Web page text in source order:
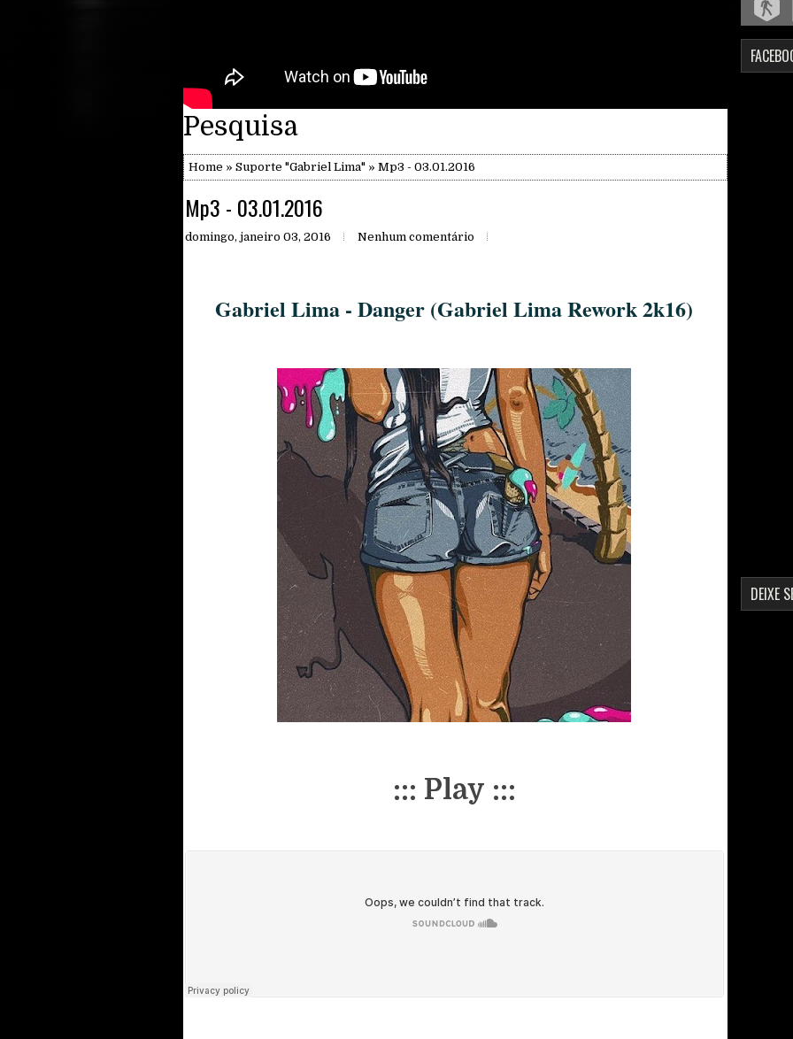
Pesquisa
Home » Suporte "Gabriel Lima" » Mp3 - 03.01.2016
Mp3 - 03.01.2016
domingo, janeiro 03, 2016 Nenhum comentário
Gabriel Lima - Danger (Gabriel Lima Rework 2k16)
::: Play :::
DEIXE